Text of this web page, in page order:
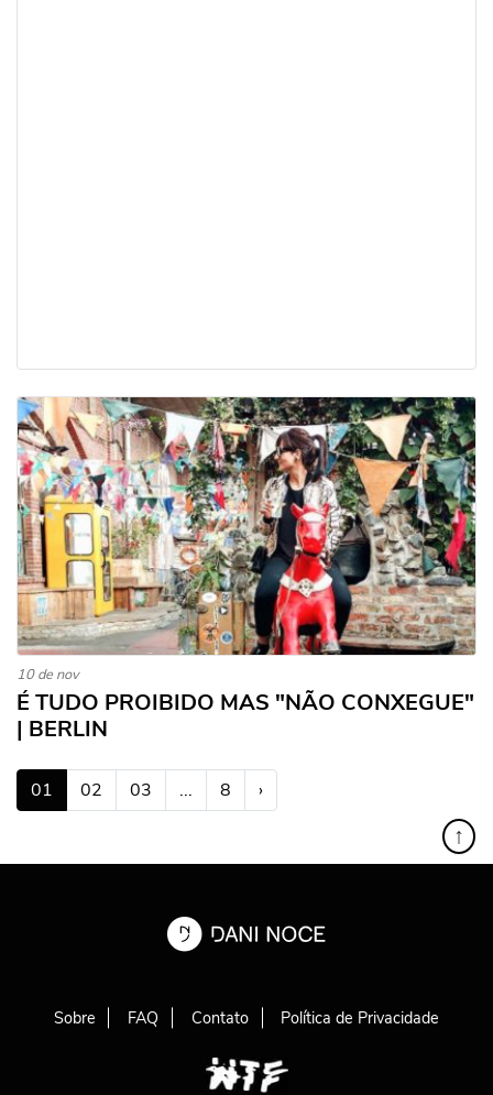
10 de nov
É TUDO PROIBIDO MAS "NÃO CONXEGUE"
| BERLIN
01 (atual)
02 03 ... 8 ›
↑
Sobre FAQ Contato Política de Privacidade